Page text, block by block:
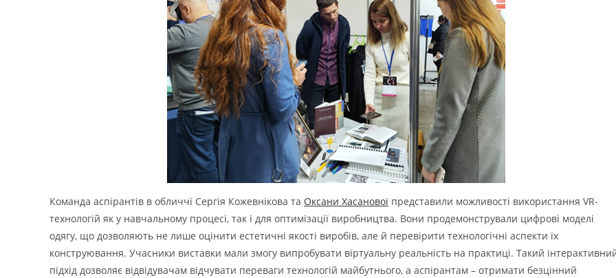
Команда аспірантів в обличчі Сергія Кожевнікова та Оксани Хасанової представили можливості використання VR-
технологій як у навчальному процесі, так і для оптимізації виробництва. Вони продемонстрували цифрові моделі
одягу, що дозволяють не лише оцінити естетичні якості виробів, але й перевірити технологічні аспекти їх
конструювання. Учасники виставки мали змогу випробувати віртуальну реальність на практиці. Такий
підхід дозволяє відвідувачам відчувати переваги технологій майбутнього, а аспірантам – отримати безцінний